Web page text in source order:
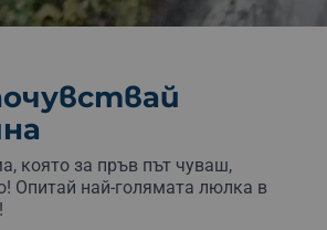
която за пръв път чуваш,
Опитай най-голямата люлка в